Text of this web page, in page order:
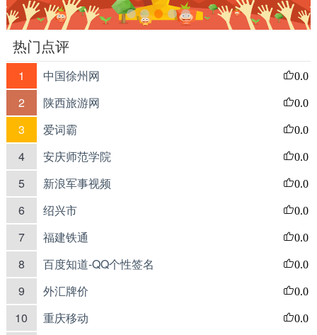
热门点评
1 中国徐州网 0.0
2 陕西旅游网 0.0
3 爱词霸 0.0
4 安庆师范学院 0.0
5 新浪军事视频 0.0
6 绍兴市 0.0
7 福建铁通 0.0
8 百度知道-QQ个性签名 0.0
9 外汇牌价 0.0
10 重庆移动 0.0